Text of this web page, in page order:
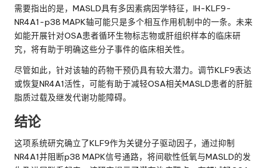
需要指出的是，MASLD具有多因素病因学特征，IH-KLF9-
NR4A1-p38 MAPK轴可能只是多个相互作用机制中的一条。未来
如能开展针对OSA患者循环生物标志物或肝组织样本的临床研
究，将有助于明确这些分子事件的临床相关性。
尽管如此，针对该轴的药物干预仍具有较大潜力。调节KLF9表达
或恢复NR4A1活性，可能有助于减轻OSA相关MASLD患者的肝脏
脂质过载及继发代谢功能障碍。
结论
这项系统研究确立了KLF9作为关键分子驱动因子，通过抑制
NR4A1并阻断p38 MAPK信号通路，将间歇性低氧与MASLD的发